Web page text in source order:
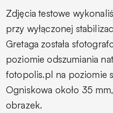
Zdjęcia testowe
przy wyłączonej
Gretaga została
poziomie odszumiania
fotopolis.pl na poziomie
Ogniskowa około 35
obrazek.